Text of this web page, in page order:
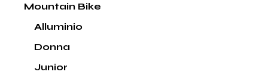
Mountain Bike
Alluminio
Donna
Junior